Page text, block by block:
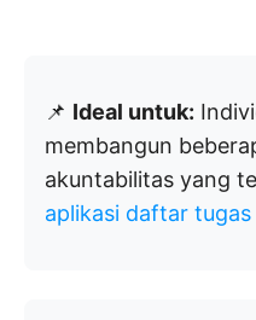
📌 Ideal untuk:
membangun
akuntabilitas yang
aplikasi daftar tugas